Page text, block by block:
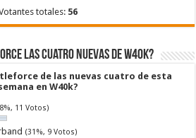
totales: 56
las cuatro nuevas de W40k?
de las nuevas cuatro de esta
en W40k?
11 Votos)
(31%, 9 Votos)